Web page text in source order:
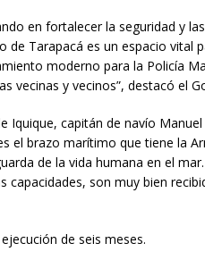
en fortalecer la seguridad y
Tarapacá es un espacio vital
moderno para la Policía
vecinas y vecinos”, destacó el
capitán de navío Manuel
el brazo marítimo que tiene la
de la vida humana en el
capacidades, son muy bien
de seis meses.